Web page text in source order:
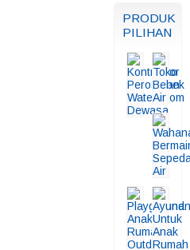
PRODUK
PILIHAN